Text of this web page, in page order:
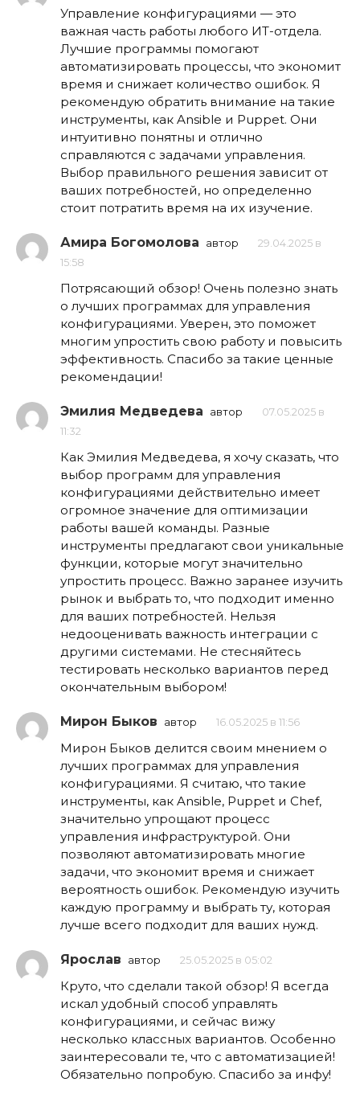
Управление конфигурациями — это
важная часть работы любого ИТ-отдела.
Лучшие программы помогают
автоматизировать процессы, что экономит
время и снижает количество ошибок. Я
рекомендую обратить внимание на такие
инструменты, как Ansible и Puppet. Они
интуитивно понятны и отлично
справляются с задачами управления.
Выбор правильного решения зависит от
ваших потребностей, но определенно
стоит потратить время на их изучение.
Амира Богомолова автор
29.04.2025 в
15:58
Потрясающий обзор! Очень полезно знать
о лучших программах для управления
конфигурациями. Уверен, это поможет
многим упростить свою работу и повысить
эффективность. Спасибо за такие ценные
рекомендации!
Эмилия Медведева автор
07.05.2025 в
11:32
Как Эмилия Медведева, я хочу сказать, что
выбор программ для управления
конфигурациями действительно имеет
огромное значение для оптимизации
работы вашей команды. Разные
инструменты предлагают свои уникальные
функции, которые могут значительно
упростить процесс. Важно заранее изучить
рынок и выбрать то, что подходит именно
для ваших потребностей. Нельзя
недооценивать важность интеграции с
другими системами. Не стесняйтесь
тестировать несколько вариантов перед
окончательным выбором!
Мирон Быков автор 16.05.2025 в 11:56
Мирон Быков делится своим мнением о
лучших программах для управления
конфигурациями. Я считаю, что такие
инструменты, как Ansible, Puppet и Chef,
значительно упрощают процесс
управления инфраструктурой. Они
позволяют автоматизировать многие
задачи, что экономит время и снижает
вероятность ошибок. Рекомендую изучить
каждую программу и выбрать ту, которая
лучше всего подходит для ваших нужд.
Ярослав автор 25.05.2025 в 05:02
Круто, что сделали такой обзор! Я всегда
искал удобный способ управлять
конфигурациями, и сейчас вижу
несколько классных вариантов. Особенно
заинтересовали те, что с автоматизацией!
Обязательно попробую. Спасибо за инфу!